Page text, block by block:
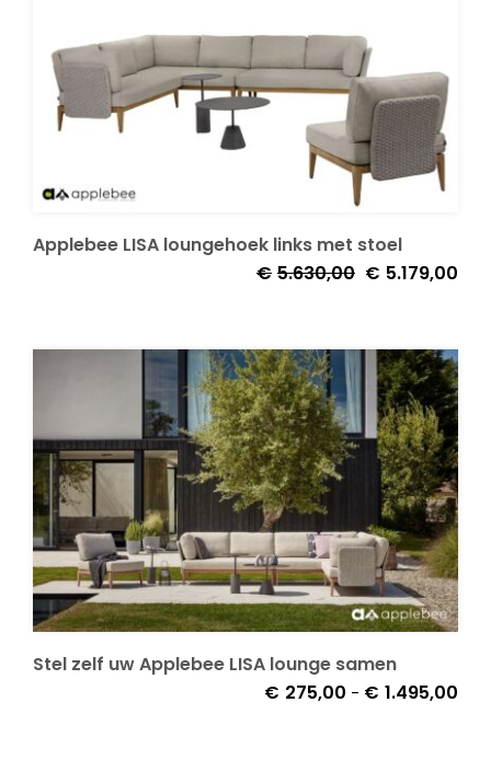
Applebee LISA loungehoek links met stoel
€ 5.630,00 Oorspronkelijke
€5.630,00.
€ 5.179,00
Stel zelf uw Applebee LISA lounge samen
€ 275,00 - € 1.495,00